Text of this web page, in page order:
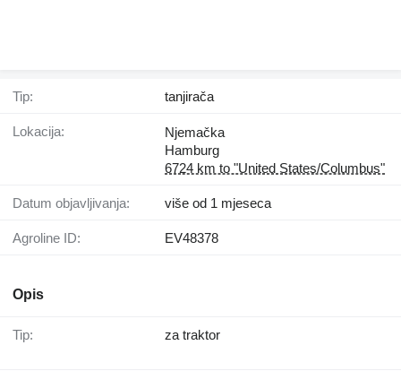
Tip: tanjirača
Lokacija:
Njemačka
Hamburg
6724 km to "United States/Columbus"
Datum objavljivanja: više od 1 mjeseca
Agroline ID: EV48378
Opis
Tip: za traktor